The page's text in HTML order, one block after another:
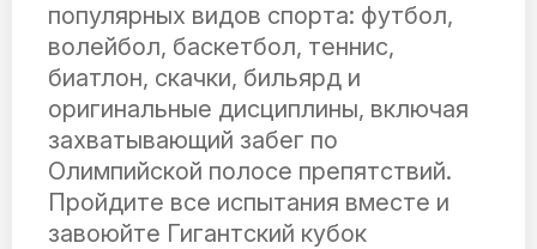
популярных видов спорта: футбол,
волейбол, баскетбол, теннис,
биатлон, скачки, бильярд и
оригинальные дисциплины, включая
захватывающий забег по
Олимпийской полосе препятствий.
Пройдите все испытания вместе и
завоюйте Гигантский кубок